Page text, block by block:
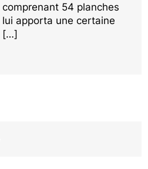
comprenant 54 planches
lui apporta une certaine
[…]